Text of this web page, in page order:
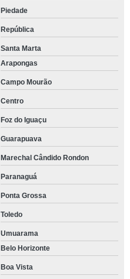
Piedade
República
Santa Marta
Arapongas
Campo Mourão
Centro
Foz do Iguaçu
Guarapuava
Marechal Cândido Rondon
Paranaguá
Ponta Grossa
Toledo
Umuarama
Belo Horizonte
Boa Vista